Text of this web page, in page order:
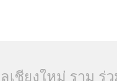
เชียงใหม่ ราม ร่